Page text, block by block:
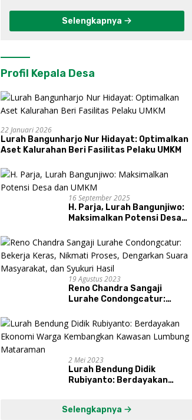
Selengkapnya
Profil Kepala Desa
22 Januari 2026
Lurah Bangunharjo Nur Hidayat: Optimalkan
Aset Kalurahan Beri Fasilitas Pelaku UMKM
16 September 2025
H. Parja, Lurah Bangunjiwo:
Maksimalkan Potensi Desa
19 Agustus 2023
Reno Chandra Sangaji
Lurahe Condongcatur:
Proses, Dengarkan Suara
Masyarakat, dan Syukuri
Hasil
2 Mei 2023
Lurah Bendung Didik
Rubiyanto: Berdayakan
Mataraman
Selengkapnya